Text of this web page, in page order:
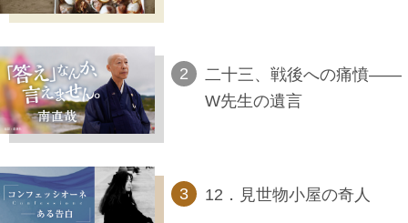
二十三、戦後への痛憤――
W先生の遺言
12．見世物小屋の奇人